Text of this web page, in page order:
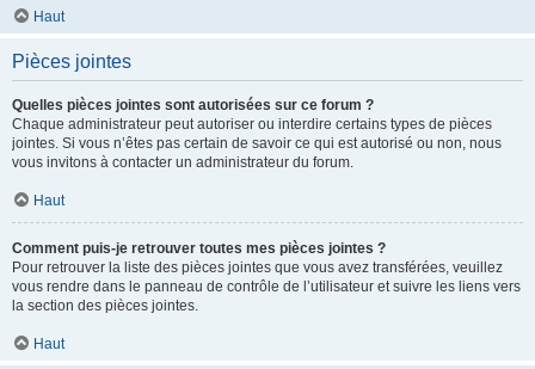
Haut
Pièces jointes
Quelles pièces jointes sont autorisées sur ce forum ?
Chaque administrateur peut autoriser ou interdire certains types de pièces
jointes. Si vous n’êtes pas certain de savoir ce qui est autorisé ou non, nous
vous invitons à contacter un administrateur du forum.
Haut
Comment puis-je retrouver toutes mes pièces jointes ?
Pour retrouver la liste des pièces jointes que vous avez transférées, veuillez
vous rendre dans le panneau de contrôle de l’utilisateur et suivre les liens vers
la section des pièces jointes.
Haut